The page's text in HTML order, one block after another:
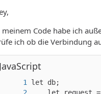
meinem Code habe ich
ich ob die Verbindung
JavaScript